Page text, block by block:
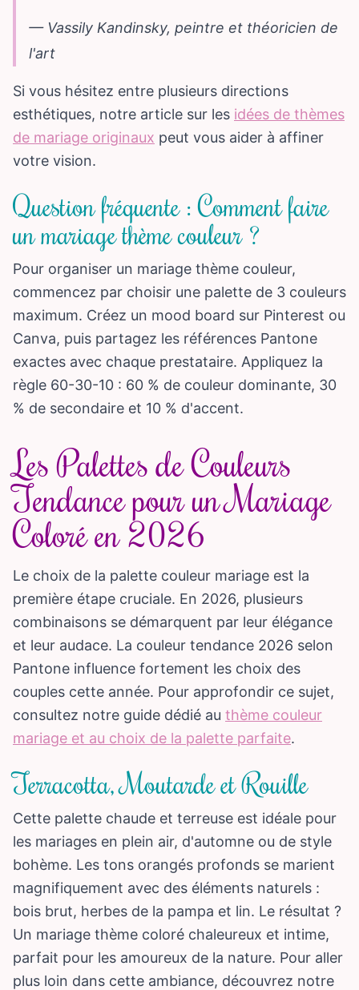
— Vassily Kandinsky, peintre et théoricien de
l'art
Si vous hésitez entre plusieurs directions
esthétiques, notre article sur les idées de thèmes
de mariage originaux peut vous aider à affiner
votre vision.
Question fréquente : Comment faire
un mariage thème couleur ?
Pour organiser un mariage thème couleur,
commencez par choisir une palette de 3 couleurs
maximum. Créez un mood board sur Pinterest ou
Canva, puis partagez les références Pantone
exactes avec chaque prestataire. Appliquez la
règle 60-30-10 : 60 % de couleur dominante, 30
% de secondaire et 10 % d'accent.
Les Palettes de Couleurs
Tendance pour un Mariage
Coloré en 2026
Le choix de la palette couleur mariage est la
première étape cruciale. En 2026, plusieurs
combinaisons se démarquent par leur élégance
et leur audace. La couleur tendance 2026 selon
Pantone influence fortement les choix des
couples cette année. Pour approfondir ce sujet,
consultez notre guide dédié au thème couleur
mariage et au choix de la palette parfaite.
Terracotta, Moutarde et Rouille
Cette palette chaude et terreuse est idéale pour
les mariages en plein air, d'automne ou de style
bohème. Les tons orangés profonds se marient
magnifiquement avec des éléments naturels :
bois brut, herbes de la pampa et lin. Le résultat ?
Un mariage thème coloré chaleureux et intime,
parfait pour les amoureux de la nature. Pour aller
plus loin dans cette ambiance, découvrez notre